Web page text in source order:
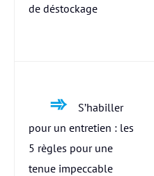
de déstockage
S’habiller
pour un entretien : les
5 règles pour une
tenue impeccable